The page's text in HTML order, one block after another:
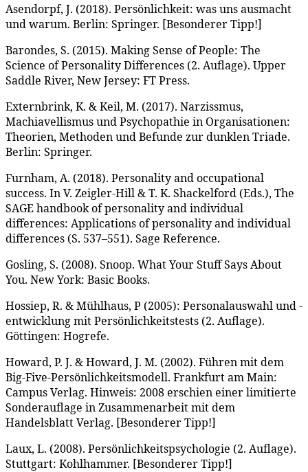
Asendorpf, J. (2018). Persönlichkeit: was uns ausmacht
und warum. Berlin: Springer. [Besonderer Tipp!]
Barondes, S. (2015). Making Sense of People: The
Science of Personality Differences (2. Auflage). Upper
Saddle River, New Jersey: FT Press.
Externbrink, K. & Keil, M. (2017). Narzissmus,
Machiavellismus und Psychopathie in Organisationen:
Theorien, Methoden und Befunde zur dunklen Triade.
Berlin: Springer.
Furnham, A. (2018). Personality and occupational
success. In V. Zeigler-Hill & T. K. Shackelford (Eds.), The
SAGE handbook of personality and individual
differences: Applications of personality and individual
differences (S. 537–551). Sage Reference.
Gosling, S. (2008). Snoop. What Your Stuff Says About
You. New York: Basic Books.
Hossiep, R. & Mühlhaus, P (2005): Personalauswahl und -
entwicklung mit Persönlichkeitstests (2. Auflage).
Göttingen: Hogrefe.
Howard, P. J. & Howard, J. M. (2002). Führen mit dem
Big-Five-Persönlichkeitsmodell. Frankfurt am Main:
Campus Verlag. Hinweis: 2008 erschien einer limitierte
Sonderauflage in Zusammenarbeit mit dem
Handelsblatt Verlag. [Besonderer Tipp!]
Laux, L. (2008). Persönlichkeitspsychologie (2. Auflage).
Stuttgart: Kohlhammer. [Besonderer Tipp!]